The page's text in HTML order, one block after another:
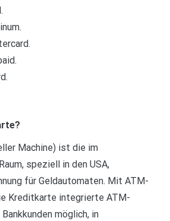
Machine) ist die im
speziell in den USA,
für Geldautomaten. Mit ATM-
Kreditkarte integrierte ATM-
möglich, in